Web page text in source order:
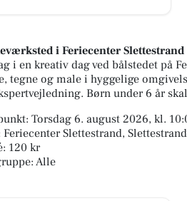
i Feriecenter Slettestrand
i en kreativ dag ved bålstedet på
tegne og male i hyggelige
Børn under 6 år
Torsdag 6. august 2026, kl.
Feriecenter Slettestrand,
120 kr
Alle